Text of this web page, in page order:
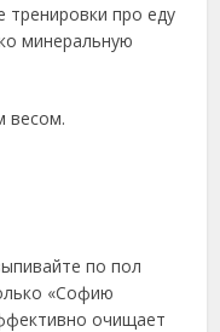
тренировки про еду
минеральную
весом.
по пол
«Софию
очищает